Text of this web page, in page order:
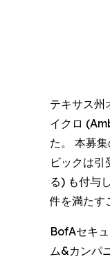
テキサス州
イクロ
た。 本募
ビックは
る) も付与
件を満たす
BofAセキ
ム&カンパ